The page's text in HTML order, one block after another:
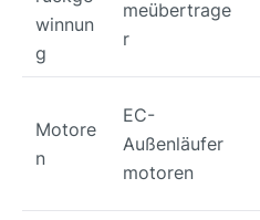
winnun
g
meübertrage
r
Motore
n
EC-
Außenläufer
motoren